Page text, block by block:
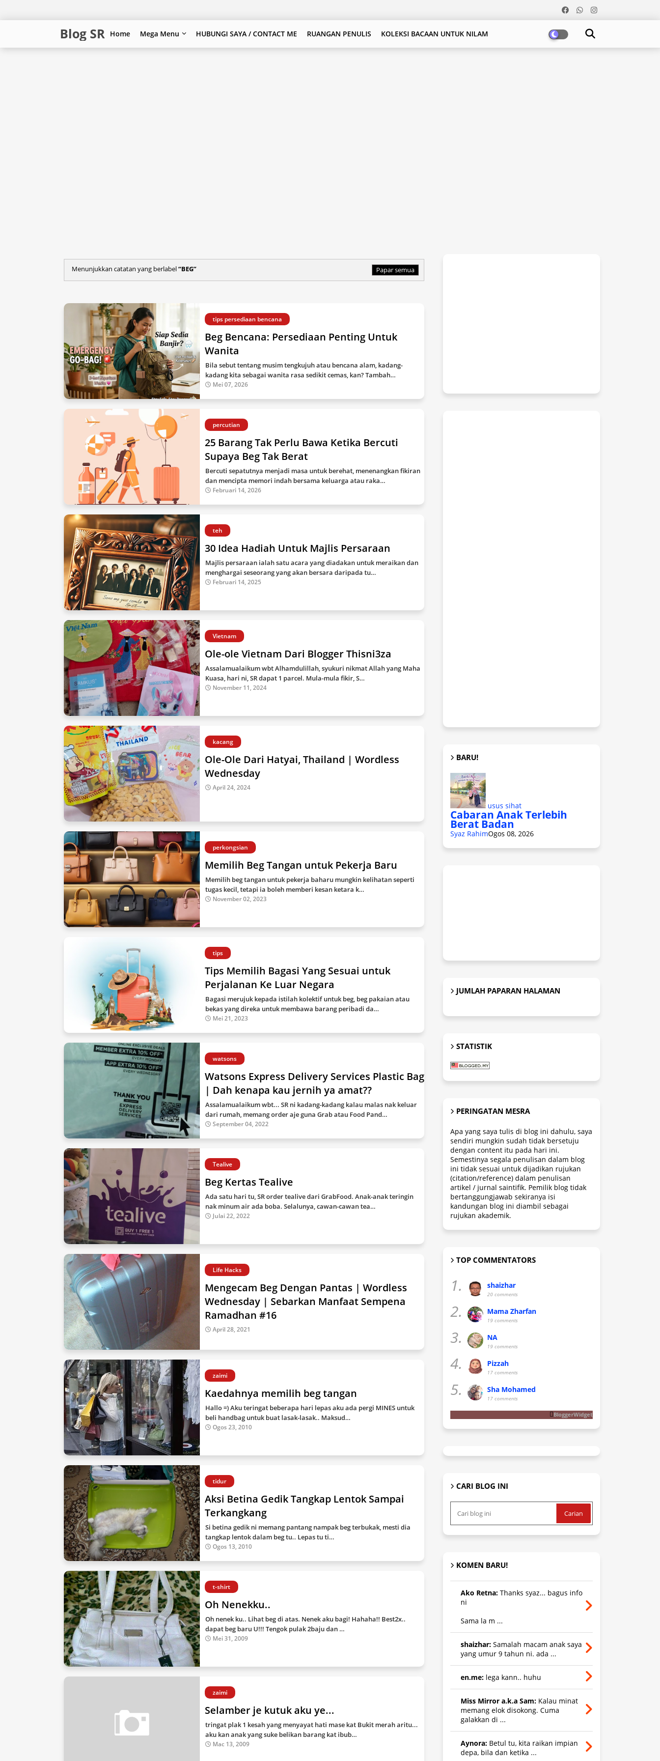
Blog SR Home Mega Menu HUBUNGI SAYA / CONTACT ME RUANGAN PENULIS KOLEKSI BACAAN UNTUK NILAM
Menunjukkan catatan yang berlabel BEG Papar semua
tips persediaan bencana
Beg Bencana: Persediaan Penting Untuk
Wanita
Bila sebut tentang musim tengkujuh atau bencana alam, kadang-
kadang kita sebagai wanita rasa sedikit cemas, kan? Tambah…
Mei 07, 2026
percutian
25 Barang Tak Perlu Bawa Ketika Bercuti
Supaya Beg Tak Berat
Bercuti sepatutnya menjadi masa untuk berehat, menenangkan fikiran
dan mencipta memori indah bersama keluarga atau raka…
Februari 14, 2026
teh
30 Idea Hadiah Untuk Majlis Persaraan
Majlis persaraan ialah satu acara yang diadakan untuk meraikan dan
menghargai seseorang yang akan bersara daripada tu…
Februari 14, 2025
Vietnam
Ole-ole Vietnam Dari Blogger Thisni3za
Assalamualaikum wbt Alhamdulillah, syukuri nikmat Allah yang Maha
Kuasa, hari ni, SR dapat 1 parcel. Mula-mula fikir, S…
November 11, 2024
kacang
Ole-Ole Dari Hatyai, Thailand | Wordless
Wednesday
April 24, 2024
perkongsian
Memilih Beg Tangan untuk Pekerja Baru
Memilih beg tangan untuk pekerja baharu mungkin kelihatan seperti
tugas kecil, tetapi ia boleh memberi kesan ketara k…
November 02, 2023
tips
Tips Memilih Bagasi Yang Sesuai untuk
Perjalanan Ke Luar Negara
Bagasi merujuk kepada istilah kolektif untuk beg, beg pakaian atau
bekas yang direka untuk membawa barang peribadi da…
Mei 21, 2023
watsons
Watsons Express Delivery Services Plastic Bag
| Dah kenapa kau jernih ya amat??
Assalamualaikum wbt... SR ni kadang-kadang kalau malas nak keluar
dari rumah, memang order aje guna Grab atau Food Pand…
September 04, 2022
Tealive
Beg Kertas Tealive
Ada satu hari tu, SR order tealive dari GrabFood. Anak-anak teringin
nak minum air ada boba. Selalunya, cawan-cawan tea…
Julai 22, 2022
Life Hacks
Mengecam Beg Dengan Pantas | Wordless
Wednesday | Sebarkan Manfaat Sempena
Ramadhan #16
April 28, 2021
zaimi
Kaedahnya memilih beg tangan
Hallo =) Aku teringat beberapa hari lepas aku ada pergi MINES untuk
beli handbag untuk buat lasak-lasak.. Maksud…
Ogos 23, 2010
tidur
Aksi Betina Gedik Tangkap Lentok Sampai
Terkangkang
Si betina gedik ni memang pantang nampak beg terbukak, mesti dia
tangkap lentok dalam beg tu.. Lepas tu ti…
Ogos 13, 2010
t-shirt
Oh Nenekku..
Oh nenek ku.. Lihat beg di atas. Nenek aku bagi! Hahaha!! Best2x..
dapat beg baru U!!! Tengok pulak 2baju dan …
Mei 31, 2009
zaimi
Selamber je kutuk aku ye...
tringat plak 1 kesah yang menyayat hati mase kat Bukit merah aritu...
aku kan anak yang suke belikan barang kat ibub…
Mac 13, 2009
BARU!
usus sihat
Cabaran Anak Terlebih
Berat Badan
Syaz RahimOgos 08, 2026
JUMLAH PAPARAN HALAMAN
STATISTIK
PERINGATAN MESRA
Apa yang saya tulis di blog ini dahulu, saya
sendiri mungkin sudah tidak bersetuju
dengan content itu pada hari ini.
Semestinya segala penulisan dalam blog
ini tidak sesuai untuk dijadikan rujukan
(citation/reference) dalam penulisan
artikel / jurnal saintifik. Pemilik blog tidak
bertanggungjawab sekiranya isi
kandungan blog ini diambil sebagai
rujukan akademik.
TOP COMMENTATORS
1. shaizhar
20 comments
2. Mama Zharfan
19 comments
3. NA
19 comments
4. Pizzah
17 comments
5. Sha Mohamed
17 comments
BloggerWidget
CARI BLOG INI
KOMEN BARU!
Ako Retna: Thanks syaz... bagus info
ni
Sama la m ...
shaizhar: Samalah macam anak saya
yang umur 9 tahun ni. ada ...
en.me: lega kann.. huhu
Miss Mirror a.k.a Sam: Kalau minat
memang elok disokong. Cuma
galakkan di ...
Aynora: Betul tu, kita raikan impian
depa, bila dan ketika ...